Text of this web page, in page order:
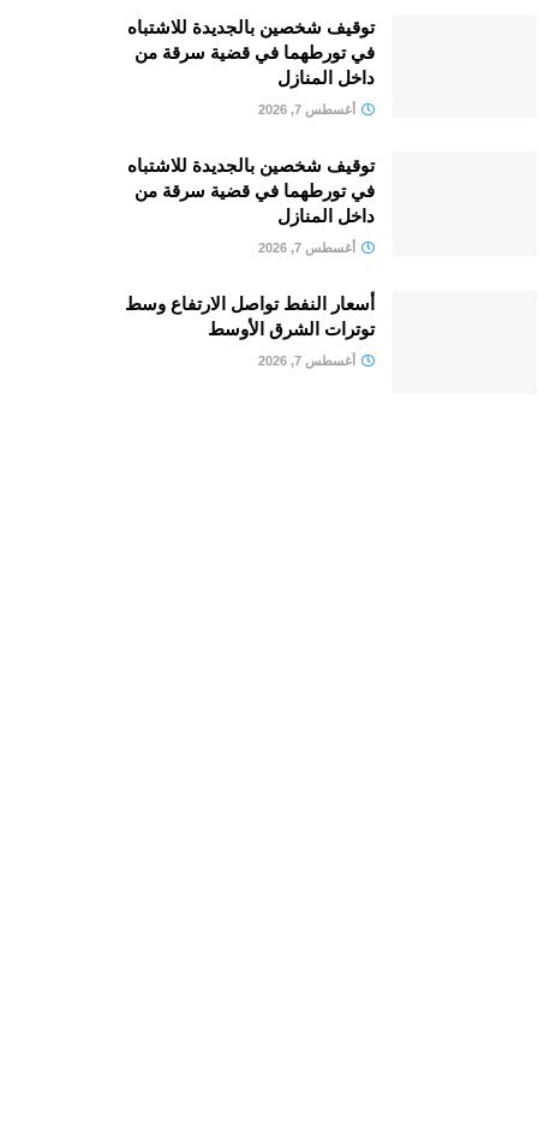
توقيف شخصين بالجديدة للاشتباه
في تورطهما في قضية سرقة من
داخل المنازل
أغسطس 7, 2026
توقيف شخصين بالجديدة للاشتباه
في تورطهما في قضية سرقة من
داخل المنازل
أغسطس 7, 2026
أسعار النفط تواصل الارتفاع وسط
توترات الشرق الأوسط
أغسطس 7, 2026